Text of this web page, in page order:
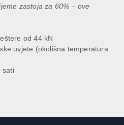
zastoja za 60% – ove
od 44 kN
uvjete (okolišna temperatura
sati